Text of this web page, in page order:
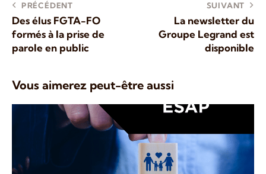
PRÉCÉDENT
Des élus FGTA-FO
formés à la prise de
parole en public
SUIVANT
La newsletter du
Groupe Legrand est
disponible
Vous aimerez peut-être aussi